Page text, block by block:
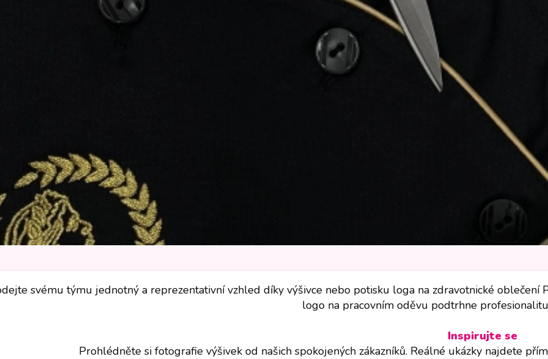
svému týmu jednotný a reprezentativní vzhled díky výšivce nebo potisku loga na zdravotnické
logo na pracovním oděvu podtrhne
Inspirujte se
Prohlédněte si fotografie výšivek od našich spokojených zákazníků. Reálné ukázky najdete